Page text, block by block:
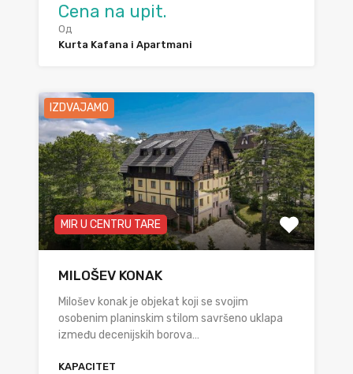
Cena na upit.
Од
Kurta Kafana i Apartmani
IZDVAJAMO
MIR U CENTRU TARE
MILOŠEV KONAK
Milošev konak je objekat koji se svojim
osobenim planinskim stilom savršeno uklapa
između decenijskih borova…
KAPACITET